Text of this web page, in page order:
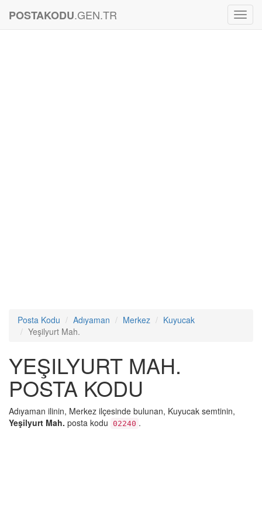
POSTAKODU.GEN.TR
Posta Kodu Adıyaman Merkez
Kuyucak
Yeşilyurt Mah.
YEŞILYURT MAH.
POSTA KODU
Adıyaman ilinin, Merkez ilçesinde bulunan, Kuyucak semtinin,
Yeşilyurt Mah. posta kodu 02240 .